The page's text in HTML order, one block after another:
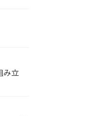
み立